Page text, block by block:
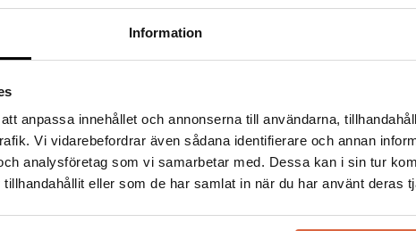
Information
anpassa innehållet och annonserna till användarna,
Vi vidarebefordrar även sådana identifierare och annan
analysföretag som vi samarbetar med. Dessa kan i sin tur
eller som de har samlat in när du har använt deras